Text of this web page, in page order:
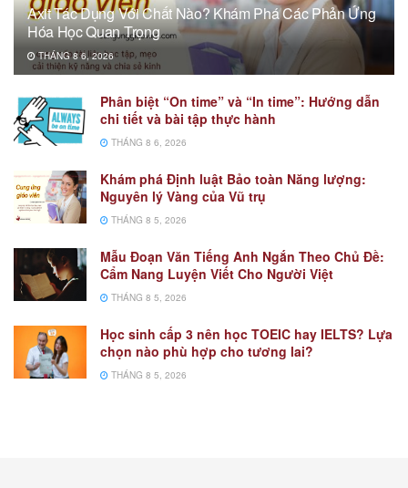
Axit Tác Dụng Với Chất Nào? Khám Phá Các Phản Ứng
Hóa Học Quan Trọng
THÁNG 8 6, 2026
Phân biệt “On time” và “In time”: Hướng dẫn
chi tiết và bài tập thực hành
THÁNG 8 6, 2026
Khám phá Định luật Bảo toàn Năng lượng:
Nguyên lý Vàng của Vũ trụ
THÁNG 8 5, 2026
Mẫu Đoạn Văn Tiếng Anh Ngắn Theo Chủ Đề:
Cẩm Nang Luyện Viết Cho Người Việt
THÁNG 8 5, 2026
Học sinh cấp 3 nên học TOEIC hay IELTS? Lựa
chọn nào phù hợp cho tương lai?
THÁNG 8 5, 2026